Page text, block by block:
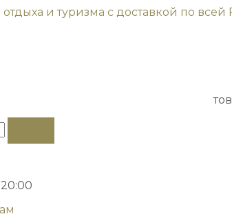
и туризма с доставкой по всей